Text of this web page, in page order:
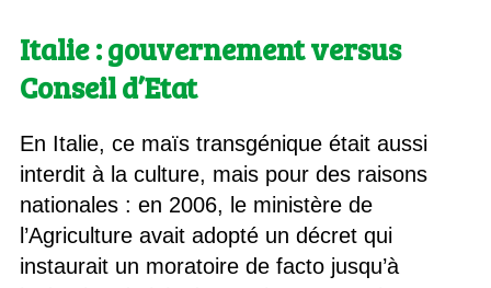
Italie : gouvernement versus
Conseil d’Etat
En Italie, ce maïs transgénique était aussi
interdit à la culture, mais pour des raisons
nationales : en 2006, le ministère de
l’Agriculture avait adopté un décret qui
instaurait un moratoire de facto jusqu’à